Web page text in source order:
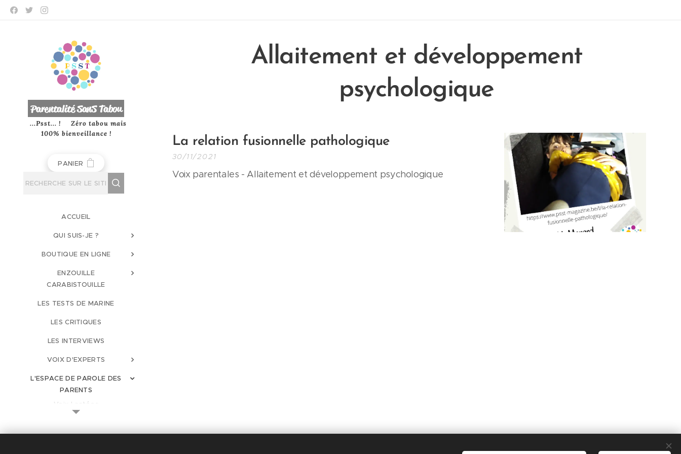
Parentalité SanSTabou
...Psst... ! Zéro tabou mais
100% bienveillance !
PANIER
ACCUEIL
QUI SUIS-JE ?
BOUTIQUE EN LIGNE
ENZOUILLE
CARABISTOUILLE
LES TESTS DE MARINE
LES CRITIQUES
LES INTERVIEWS
VOIX D'EXPERTS
L'ESPACE DE PAROLE DES
PARENTS
Voix Lactées
Voix Libres
Allaitement et développement
psychologique
La relation fusionnelle pathologique
30/11/2021
Voix parentales - Allaitement et développement psychologique